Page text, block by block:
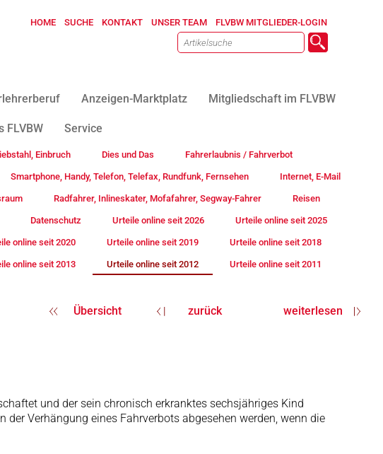
HOME SUCHE KONTAKT UNSER TEAM FLVBW MITGLIEDER-LOGIN
Anzeigen-Marktplatz Mitgliedschaft im FLVBW
FLVBW Service
Einbruch Dies und Das Fahrerlaubnis / Fahrverbot
Smartphone, Handy, Telefon, Telefax, Rundfunk, Fernsehen Internet, E-Mail
Radfahrer, Inlineskater, Mofafahrer, Segway-Fahrer Reisen
Datenschutz Urteile online seit 2026 Urteile online seit 2025
online seit 2020 Urteile online seit 2019 Urteile online seit 2018
online seit 2013 Urteile online seit 2012 Urteile online seit 2011
Übersicht zurück weiterlesen
und der sein chronisch erkranktes sechsjähriges Kind
Verhängung eines Fahrverbots abgesehen werden, wenn die